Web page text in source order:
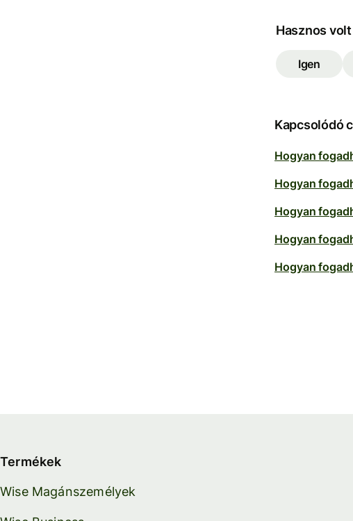
Hasznos
Igen
Kapcsolódó
Hogyan
Hogyan
Hogyan
Hogyan
Hogyan
Termékek
Wise Magánszemélyek